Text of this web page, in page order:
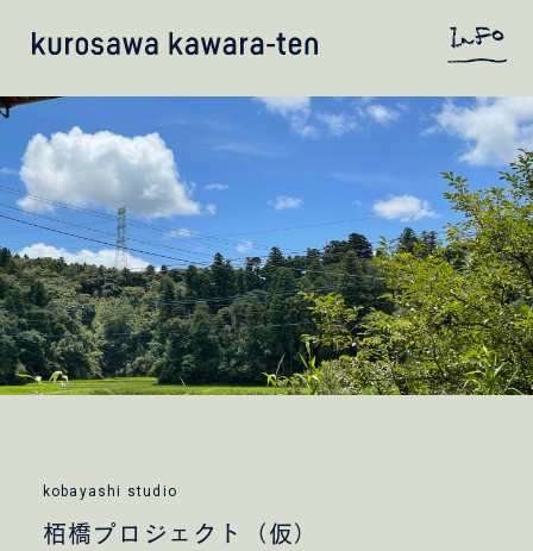
kobayashi studio
栢橋プロジェクト（仮）